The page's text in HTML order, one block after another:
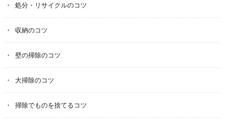
処分・リサイクルのコツ
収納のコツ
壁の掃除のコツ
大掃除のコツ
掃除でものを捨てるコツ